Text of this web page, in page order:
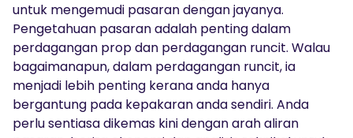
untuk mengemudi pasaran dengan jayanya.
Pengetahuan pasaran adalah penting dalam
perdagangan prop dan perdagangan runcit. Walau
bagaimanapun, dalam perdagangan runcit, ia
menjadi lebih penting kerana anda hanya
bergantung pada kepakaran anda sendiri. Anda
perlu sentiasa dikemas kini dengan arah aliran